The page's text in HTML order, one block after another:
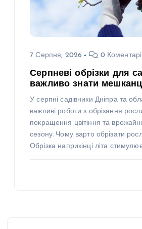
7 Серпня, 2026 0 Коментарі
Серпневі обрізки для
важливо знати
У серпні садівники Дніпра та
важливі роботи з обрізання
покращення цвітіння та
сезону. Чому варто обрізати
Обрізка наприкінці літа